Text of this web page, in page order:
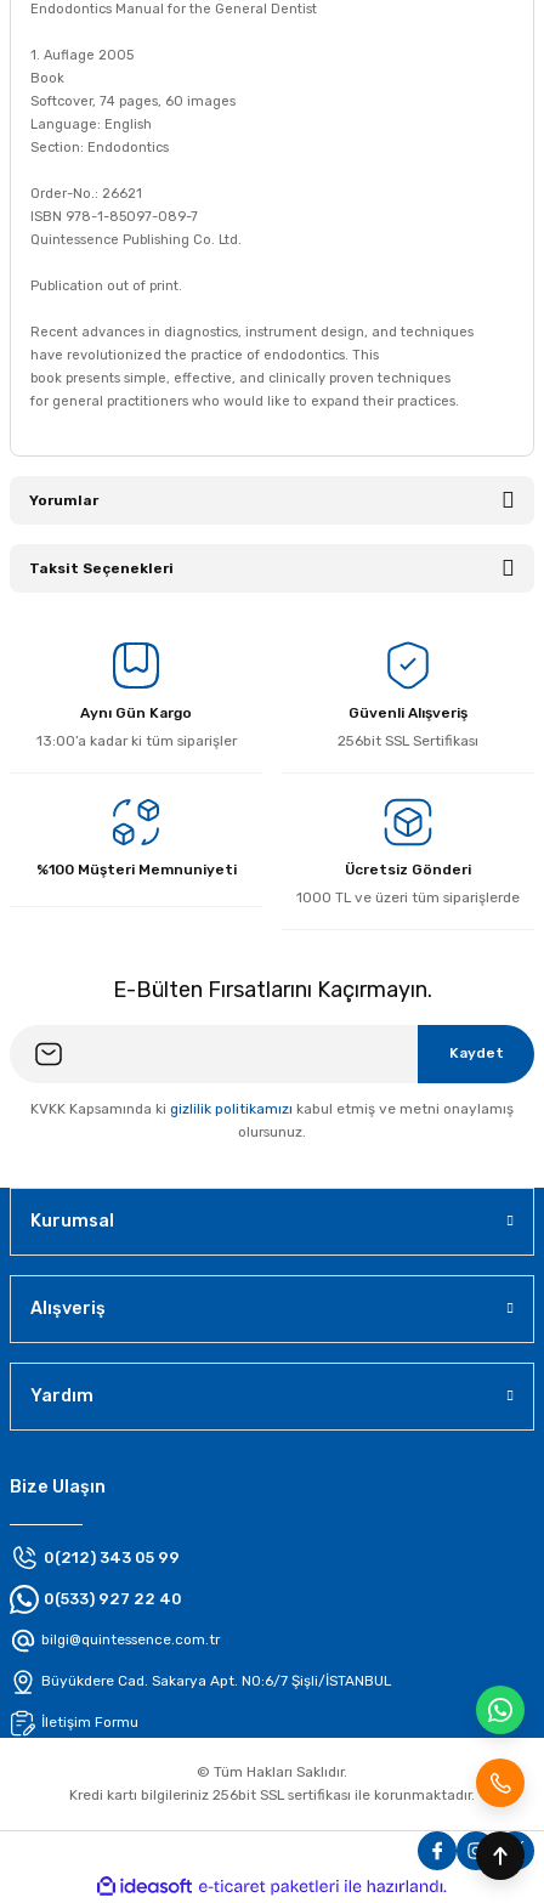
Endodontics Manual for the General Dentist
1. Auflage 2005
Book
Softcover, 74 pages, 60 images
Language: English
Section: Endodontics
Order-No.: 26621
ISBN 978-1-85097-089-7
Quintessence Publishing Co. Ltd.
Publication out of print.
Recent advances in diagnostics, instrument design, and techniques
have revolutionized the practice of endodontics. This
book presents simple, effective, and clinically proven techniques
for general practitioners who would like to expand their practices.
Yorumlar
Taksit Seçenekleri
Aynı Gün Kargo
13:00’a kadar ki tüm siparişler
Güvenli Alışveriş
256bit SSL Sertifikası
%100 Müşteri Memnuniyeti
Ücretsiz Gönderi
1000 TL ve üzeri tüm siparişlerde
E-Bülten Fırsatlarını Kaçırmayın.
Kaydet
KVKK Kapsamında ki gizlilik politikamızı kabul etmiş ve metni onaylamış
olursunuz.
Kurumsal
Alışveriş
Yardım
Bize Ulaşın
0(212) 343 05 99
0(533) 927 22 40
bilgi@quintessence.com.tr
Büyükdere Cad. Sakarya Apt. N0:6/7 Şişli/İSTANBUL
İletişim Formu
© Tüm Hakları Saklıdır.
Kredi kartı bilgileriniz 256bit SSL sertifikası ile korunmaktadır.
ideasoft
e-